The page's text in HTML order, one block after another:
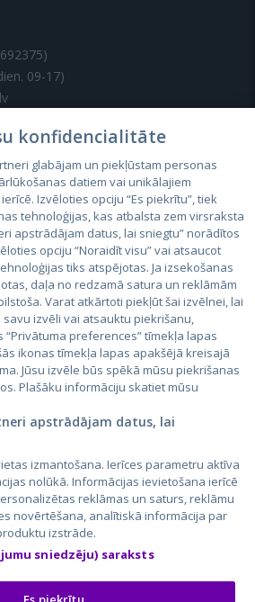
09-17)
CVbankas.lt
Kainos.lt
Paslaugos.lt
auto24.ee
Osta.ee
KuldneBörs.ee
konfidencialitāte
glabājam un piekļūstam personas
datiem vai unikālajiem
Izvēloties opciju “Es piekrītu”, tiek
tehnoloģijas, kas atbalsta zem virsraksta
apstrādājam datus, lai sniegtu” norādītos
opciju “Noraidīt visu” vai atsaucot
tiks atspējotas. Ja izsekošanas
daļa no redzamā satura un reklāmām
Varat atkārtoti piekļūt šai izvēlnei, lai
izvēli vai atsauktu piekrišanu,
“Privātuma preferences” tīmekļa lapas
ikonas tīmekļa lapas apakšējā kreisajā
Jūsu izvēle būs spēkā mūsu piekrišanas
Plašāku informāciju skatiet mūsu
apstrādājam datus, lai
izmantošana. Ierīces parametru aktīva
nolūkā. Informācijas ievietošana ierīcē
reklāmas un saturs, reklāmu
novērtēšana, analītiskā informācija par
izstrāde.
sniedzēju) saraksts